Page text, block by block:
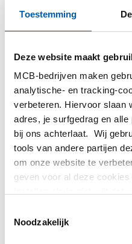
Toestemming
Deze website maakt
MCB-bedrijven maken
analytische- en tracking-
verbeteren. Hiervoor slaan
adres, je surfgedrag en
bij ons achterlaat. Wij
tools van andere partijen
om onze website te
geven voor al deze
partijen waarmee wij
Noodzakelijk
Omschrijving
304L knie 90 graden BiBi
Bruto prijs
Selecteer
Artikelnummer
2440-0108-12
Omschrijving
304L knie 90 graden BiBi
Stuks gewicht in kg
Selecteer